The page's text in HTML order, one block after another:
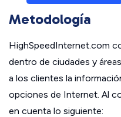
Metodología
HighSpeedInternet.com
dentro de ciudades y
a los clientes la
opciones de Internet. Al
en cuenta lo siguiente: